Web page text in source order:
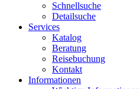
Schnellsuche
Detailsuche
Services
Katalog
Beratung
Reisebuchung
Kontakt
Informationen